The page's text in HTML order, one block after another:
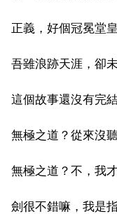
正義，好個冠冕堂皇
吾雖浪跡天涯，卻
這個故事還沒有完結
無極之道？從來沒
無極之道？不，我
劍很不錯嘛，我是